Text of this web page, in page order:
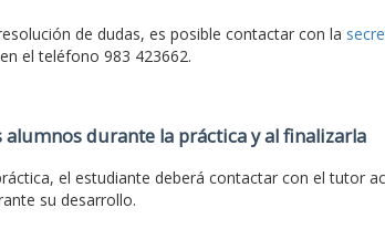
de dudas, es posible contactar con la
el teléfono 983 423662.
alumnos durante la práctica y al finalizarla
el estudiante deberá contactar con el tutor
su desarrollo.